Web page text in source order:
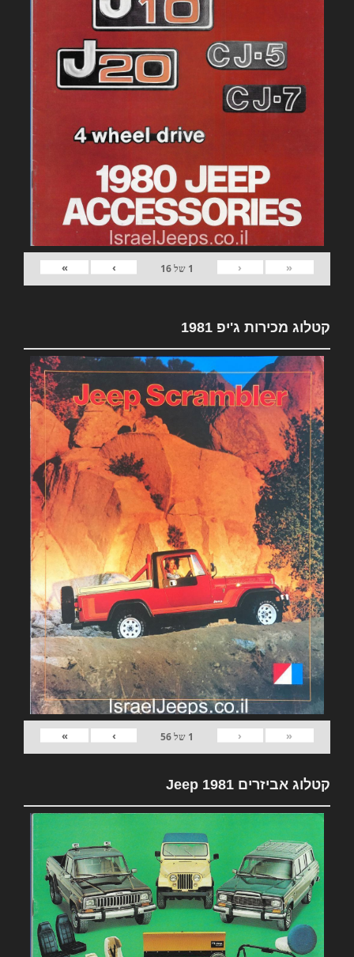
«
‹
1 של16
›
»
קטלוג מכירות ג'יפ 1981
«
‹
1 של56
›
»
קטלוג אביזרים 1981 Jeep